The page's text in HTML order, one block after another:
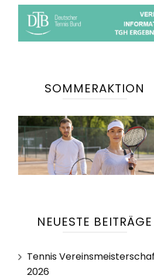
SOMMERAKTION
NEUESTE BEITRÄGE
Tennis
2026